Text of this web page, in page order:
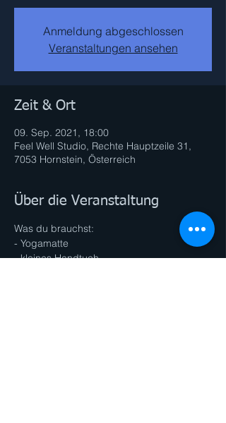
Anmeldung abgeschlossen
Veranstaltungen ansehen
Zeit & Ort
09. Sep. 2021, 18:00
Feel Well Studio, Rechte Hauptzeile 31,
7053 Hornstein, Österreich
Über die Veranstaltung
Was du brauchst:
- Yogamatte
- kleines Handtuch